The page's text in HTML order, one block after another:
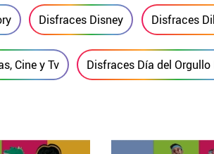
Disfraces Disney Disfraces
Cine y Tv Disfraces Día del Orgullo